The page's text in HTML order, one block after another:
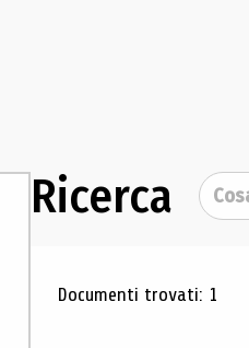
Ricerca Cerca
Risultati
Documenti trovati: 1